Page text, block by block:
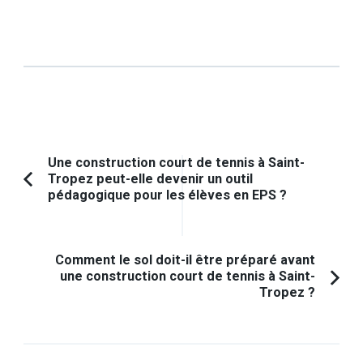
Navigation
d'article
Article
Une construction court de tennis à Saint-
Tropez peut-elle devenir un outil
pédagogique pour les élèves en EPS ?
Comment le sol doit-il être préparé avant
une construction court de tennis à Saint-
Tropez ?